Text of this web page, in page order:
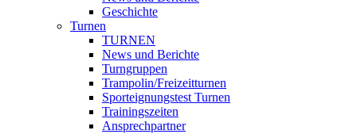
Geschichte
Turnen
TURNEN
News und Berichte
Turngruppen
Trampolin/Freizeitturnen
Sporteignungstest Turnen
Trainingszeiten
Ansprechpartner